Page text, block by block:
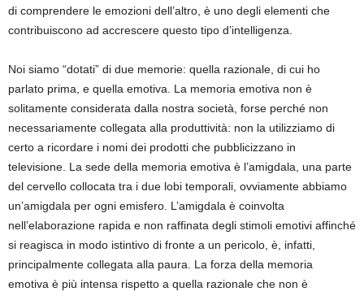
di comprendere le emozioni dell’altro, è uno degli elementi che
contribuiscono ad accrescere questo tipo d’intelligenza.
Noi siamo “dotati” di due memorie: quella razionale, di cui ho
parlato prima, e quella emotiva. La memoria emotiva non è
solitamente considerata dalla nostra società, forse perché non
necessariamente collegata alla produttività: non la utilizziamo di
certo a ricordare i nomi dei prodotti che pubblicizzano in
televisione. La sede della memoria emotiva è l’amigdala, una parte
del cervello collocata tra i due lobi temporali, ovviamente abbiamo
un’amigdala per ogni emisfero. L’amigdala è coinvolta
nell’elaborazione rapida e non raffinata degli stimoli emotivi affinché
si reagisca in modo istintivo di fronte a un pericolo, è, infatti,
principalmente collegata alla paura. La forza della memoria
emotiva è più intensa rispetto a quella razionale che non è